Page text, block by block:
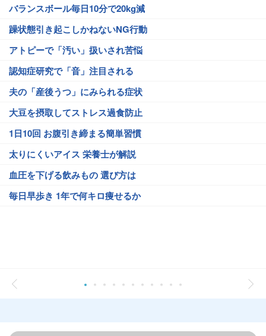
バランスボール毎日10分で20kg減
躁状態引き起こしかねないNG行動
アトピーで「汚い」扱いされ苦悩
認知症研究で「音」注目される
夫の「産後うつ」にみられる症状
大豆を摂取してストレス過食防止
1日10回 お腹引き締まる簡単習慣
太りにくいアイス 栄養士が解説
血圧を下げる飲みもの 選び方は
毎日早歩き 1年で何キロ痩せるか